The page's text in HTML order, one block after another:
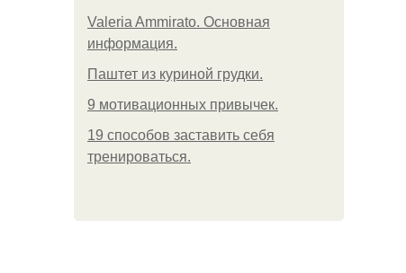
Valeria Ammirato. Основная
информация.
Паштет из куриной грудки.
9 мотивационных привычек.
19 способов заставить себя
тренироваться.